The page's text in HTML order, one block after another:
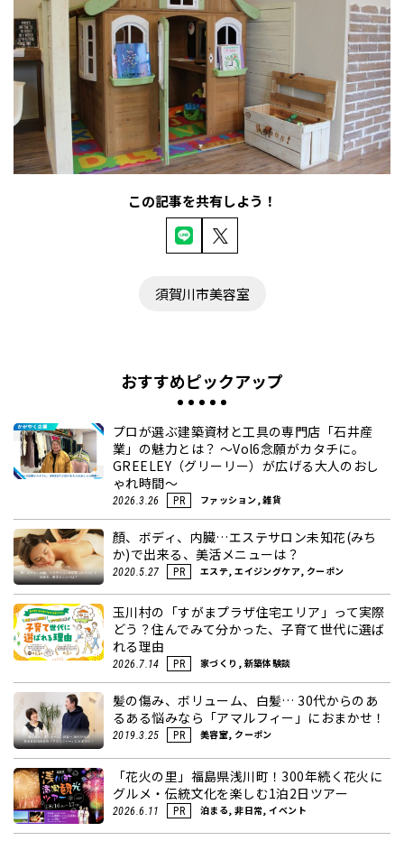
この記事を共有しよう！
須賀川市美容室
おすすめピックアップ
プロが選ぶ建築資材と工具の専門店「石井産
業」の魅力とは？ ～Vol6念願がカタチに。
GREELEY（グリーリー）が広げる大人のおし
ゃれ時間～
2026.3.26 PR ファッション, 雑貨
顏、ボディ、内臓…エステサロン未知花(みち
か)で出来る、美活メニューは？
2020.5.27 PR エステ, エイジングケア, クーポン
玉川村の「すがまプラザ住宅エリア」って実際
どう？住んでみて分かった、子育て世代に選ば
れる理由
2026.7.14 PR 家づくり, 新築体験談
髪の傷み、ボリューム、白髪… 30代からのあ
るある悩みなら「アマルフィー」におまかせ！
2019.3.25 PR 美容室, クーポン
「花火の里」福島県浅川町！300年続く花火に
グルメ・伝統文化を楽しむ1泊2日ツアー
2026.6.11 PR 泊まる, 非日常, イベント